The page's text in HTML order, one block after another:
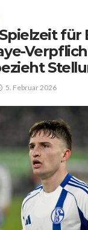
für
5. Februar 2026